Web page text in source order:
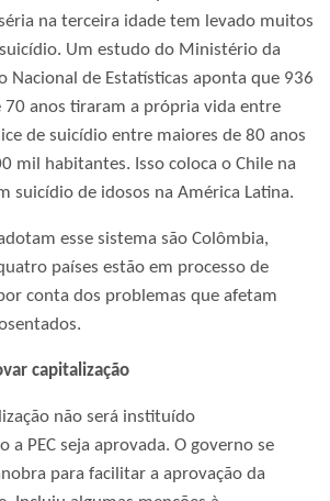
na terceira idade tem levado muitos
Um estudo do Ministério da
Nacional de Estatísticas aponta que 936
anos tiraram a própria vida entre
de suicídio entre maiores de 80 anos
mil habitantes. Isso coloca o Chile na
suicídio de idosos na América Latina.
esse sistema são Colômbia,
países estão em processo de
conta dos problemas que afetam
capitalização
não será instituído
a PEC seja aprovada. O governo se
para facilitar a aprovação da